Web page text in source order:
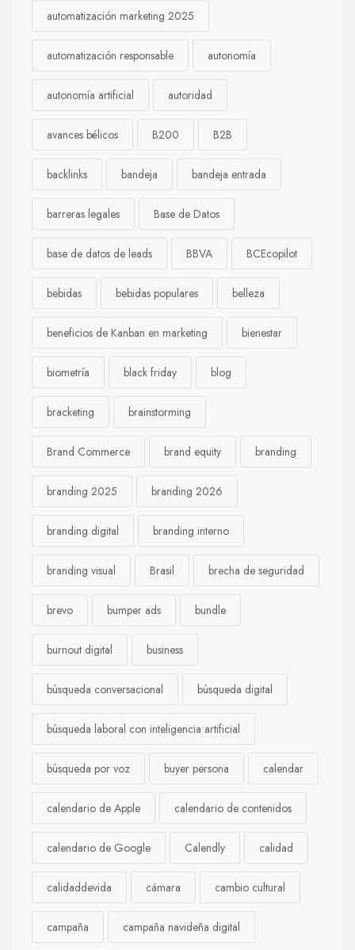
automatización marketing 2025
automatización responsable autonomía
autonomía artificial autoridad
avances bélicos B200 B2B
backlinks bandeja bandeja entrada
barreras legales Base de Datos
base de datos de leads BBVA BCEcopilot
bebidas bebidas populares belleza
beneficios de Kanban en marketing bienestar
biometría black friday blog
bracketing brainstorming
Brand Commerce brand equity branding
branding 2025 branding 2026
branding digital branding interno
branding visual Brasil brecha de seguridad
brevo bumper ads bundle
burnout digital business
búsqueda conversacional búsqueda digital
búsqueda laboral con inteligencia artificial
búsqueda por voz buyer persona calendar
calendario de Apple calendario de contenidos
calendario de Google Calendly calidad
calidaddevida cámara cambio cultural
campaña campaña navideña digital